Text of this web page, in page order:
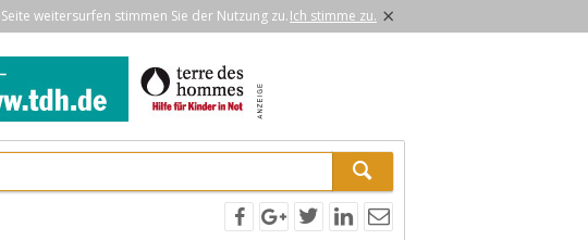
weitersurfen stimmen Sie der Nutzung zu.Ich stimme zu. ×